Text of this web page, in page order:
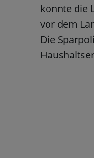
konnte die
vor dem
Die